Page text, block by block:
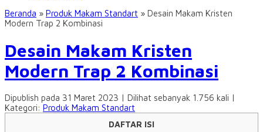
Beranda » Produk Makam Standart » Desain Makam Kristen
Modern Trap 2 Kombinasi
Desain Makam Kristen
Modern Trap 2 Kombinasi
Dipublish pada 31 Maret 2023 | Dilihat sebanyak 1.756 kali |
Kategori: Produk Makam Standart
DAFTAR ISI